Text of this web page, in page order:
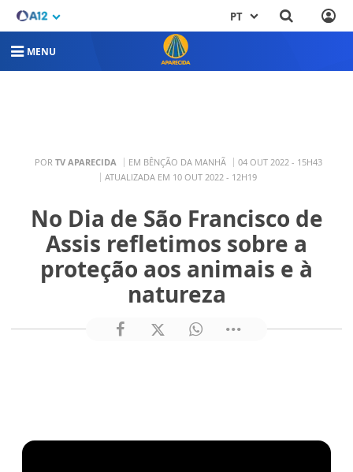
PT
MENU
POR TV APARECIDA EM BÊNÇÃO DA MANHÃ
04 OUT 2022 - 15H43
ATUALIZADA EM 10 OUT 2022 - 12H19
No Dia de São Francisco de
Assis refletimos sobre a
proteção aos animais e à
natureza